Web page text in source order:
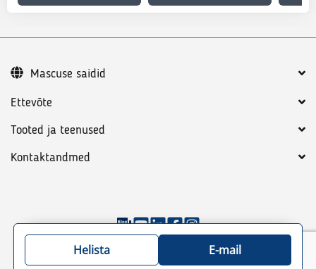
Ettevõte
Tooted ja teenused
Kontaktandmed
Mascus Üldtingimused
Privaatsuspoliitika
Sisukord
Mascuse saidid
Helista E-mail